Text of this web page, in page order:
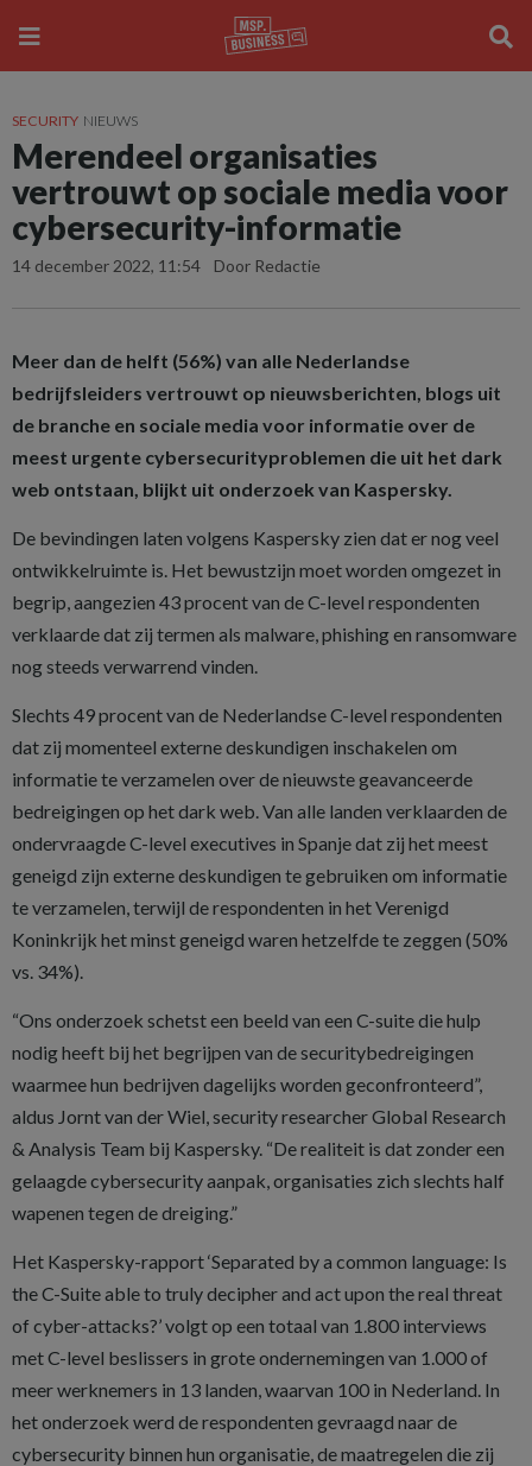
SECURITY NIEUWS
Merendeel organisaties
vertrouwt op sociale media voor
cybersecurity-informatie
14 december 2022, 11:54 Door Redactie
Meer dan de helft (56%) van alle Nederlandse
bedrijfsleiders vertrouwt op nieuwsberichten, blogs uit
de branche en sociale media voor informatie over de
meest urgente cybersecurityproblemen die uit het dark
web ontstaan, blijkt uit onderzoek van Kaspersky.
De bevindingen laten volgens Kaspersky zien dat er nog veel
ontwikkelruimte is. Het bewustzijn moet worden omgezet in
begrip, aangezien 43 procent van de C-level respondenten
verklaarde dat zij termen als malware, phishing en ransomware
nog steeds verwarrend vinden.
Slechts 49 procent van de Nederlandse C-level respondenten
dat zij momenteel externe deskundigen inschakelen om
informatie te verzamelen over de nieuwste geavanceerde
bedreigingen op het dark web. Van alle landen verklaarden de
ondervraagde C-level executives in Spanje dat zij het meest
geneigd zijn externe deskundigen te gebruiken om informatie
te verzamelen, terwijl de respondenten in het Verenigd
Koninkrijk het minst geneigd waren hetzelfde te zeggen (50%
vs. 34%).
“Ons onderzoek schetst een beeld van een C-suite die hulp
nodig heeft bij het begrijpen van de securitybedreigingen
waarmee hun bedrijven dagelijks worden geconfronteerd”,
aldus Jornt van der Wiel, security researcher Global Research
& Analysis Team bij Kaspersky. “De realiteit is dat zonder een
gelaagde cybersecurity aanpak, organisaties zich slechts half
wapenen tegen de dreiging.”
Het Kaspersky-rapport ‘Separated by a common language: Is
the C-Suite able to truly decipher and act upon the real threat
of cyber-attacks?’ volgt op een totaal van 1.800 interviews
met C-level beslissers in grote ondernemingen van 1.000 of
meer werknemers in 13 landen, waarvan 100 in Nederland. In
het onderzoek werd de respondenten gevraagd naar de
cybersecurity binnen hun organisatie, de maatregelen die zij